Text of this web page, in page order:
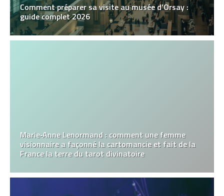
Comment préparer sa visite au musée d’Orsay :
guide complet 2026
Marie‑Anne Lenormand : comment une femme
visionnaire a façonné la cartomancie et fait de la
France la terre du tarot divinatoire